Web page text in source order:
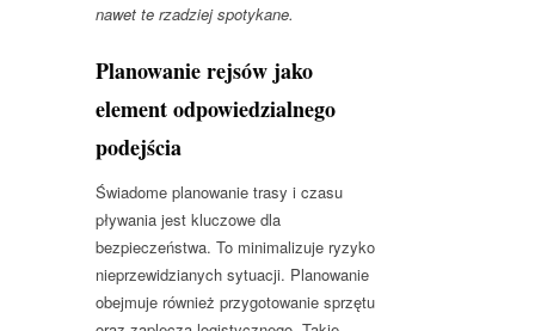
nawet te rzadziej spotykane.
Planowanie rejsów jako
element odpowiedzialnego
podejścia
Świadome planowanie trasy i czasu
pływania jest kluczowe dla
bezpieczeństwa. To minimalizuje ryzyko
nieprzewidzianych sytuacji. Planowanie
obejmuje również przygotowanie sprzętu